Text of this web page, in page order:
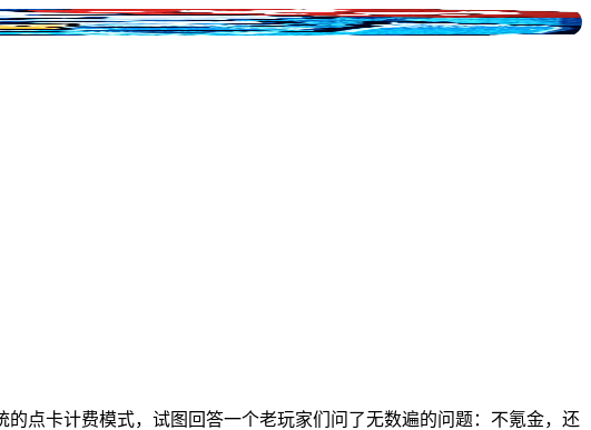
点卡计费模式，试图回答一个老玩家们问了无数遍的问题：不氪金，还